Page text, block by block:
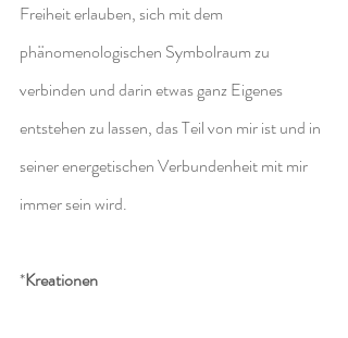
Freiheit erlauben, sich mit dem
phänomenologischen Symbolraum zu
verbinden und darin etwas ganz Eigenes
entstehen zu lassen, das Teil von mir ist und in
seiner energetischen Verbundenheit mit mir
immer sein wird.
*Kreationen